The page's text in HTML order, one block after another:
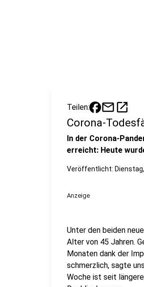
Teilen: mailopen_in_new
Corona-
In der Corona-
erreicht: Heute
Veröffentlicht:
Anzeige
Unter den beiden
Alter von 45 Jahren.
Monaten dank der
schmerzlich, sagte
Woche ist seit